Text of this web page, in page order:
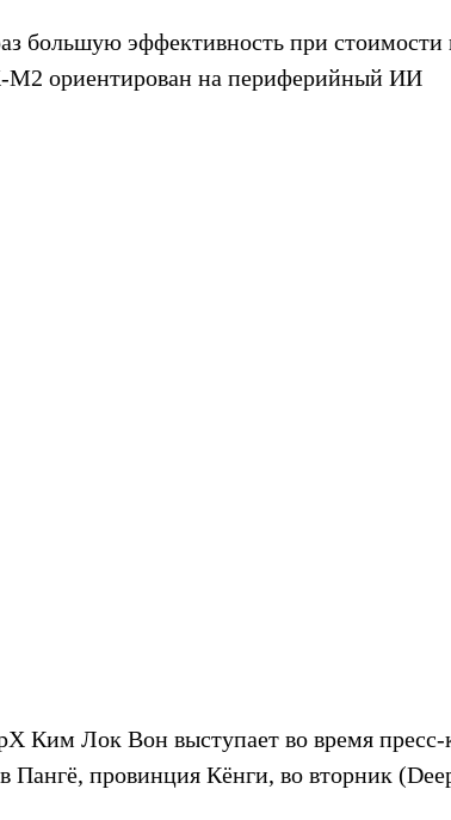
большую эффективность при стоимости
M2 ориентирован на периферийный ИИ
Ким Лок Вон выступает во время
Пангё, провинция Кёнги, во вторник